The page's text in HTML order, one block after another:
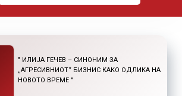
" ИЛИЈА ГЕЧЕВ – СИНОНИМ ЗА
„АГРЕСИВНИОТ“ БИЗНИС КАКО ОДЛИКА НА
НОВОТО ВРЕМЕ "